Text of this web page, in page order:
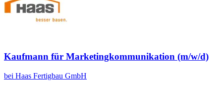
Kaufmann für Marketingkommunikation (m/w/d)
bei Haas Fertigbau GmbH